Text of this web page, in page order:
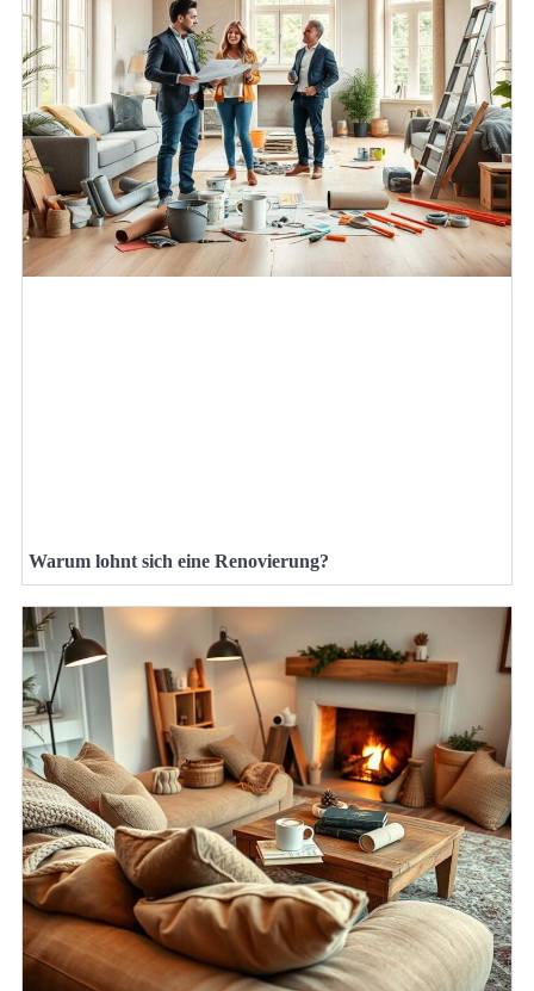
Warum lohnt sich eine Renovierung?